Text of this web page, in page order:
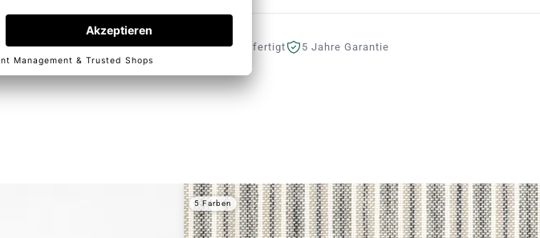
Telefonische Beratung In Deutschland gefertigt 5 Jahre Garantie
5 Farben